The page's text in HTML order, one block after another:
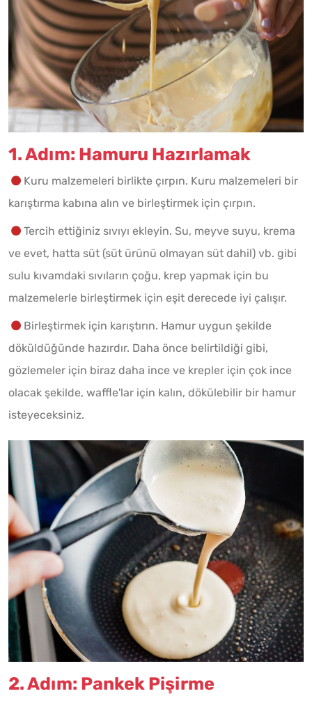
1. Adım: Hamuru Hazırlamak
Kuru malzemeleri birlikte çırpın. Kuru malzemeleri bir
karıştırma kabına alın ve birleştirmek için çırpın.
Tercih ettiğiniz sıvıyı ekleyin. Su, meyve suyu, krema
ve evet, hatta süt (süt ürünü olmayan süt dahil) vb. gibi
sulu kıvamdaki sıvıların çoğu, krep yapmak için bu
malzemelerle birleştirmek için eşit derecede iyi çalışır.
Birleştirmek için karıştırın. Hamur uygun şekilde
döküldüğünde hazırdır. Daha önce belirtildiği gibi,
gözlemeler için biraz daha ince ve krepler için çok ince
olacak şekilde, waffle'lar için kalın, dökülebilir bir hamur
isteyeceksiniz.
2. Adım: Pankek Pişirme